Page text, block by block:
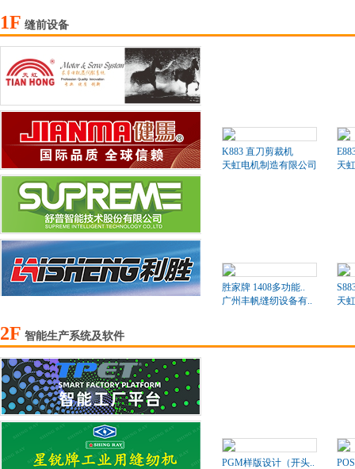
1F 缝前设备
K883 直刀剪裁机
天虹电机制造有限公司
天
胜家牌 1408多功能..
广州丰帆缝纫设备有..
天
2F 智能生产系统及软件
PGM样版设计（开头..